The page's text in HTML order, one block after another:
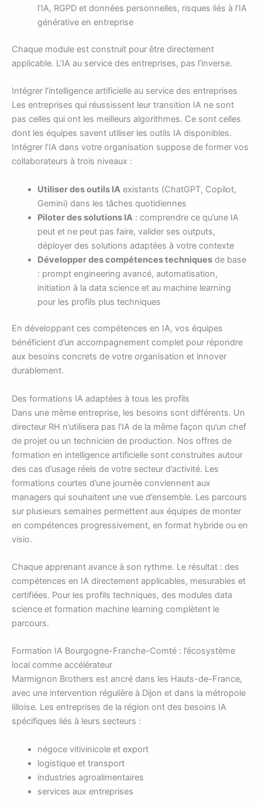
l’IA, RGPD et données personnelles, risques liés à l’IA
générative en entreprise
Chaque module est construit pour être directement
applicable. L’IA au service des entreprises, pas l’inverse.
Intégrer l’intelligence artificielle au service des entreprises
Les entreprises qui réussissent leur transition IA ne sont
pas celles qui ont les meilleurs algorithmes. Ce sont celles
dont les équipes savent utiliser les outils IA disponibles.
Intégrer l’IA dans votre organisation suppose de former vos
collaborateurs à trois niveaux :
Utiliser des outils IA existants (ChatGPT, Copilot,
Gemini) dans les tâches quotidiennes
Piloter des solutions IA : comprendre ce qu’une IA
peut et ne peut pas faire, valider ses outputs,
déployer des solutions adaptées à votre contexte
Développer des compétences techniquesde base
: prompt engineering avancé, automatisation,
initiation à la data science et au machine learning
pour les profils plus techniques
En développant ces compétences en IA, vos équipes
bénéficient d’un accompagnement complet pour répondre
aux besoins concrets de votre organisation et innover
durablement.
Des formations IA adaptées à tous les profils
Dans une même entreprise, les besoins sont différents. Un
directeur RH n’utilisera pas l’IA de la même façon qu’un chef
de projet ou un technicien de production. Nos offres de
formation en intelligence artificielle sont construites autour
des cas d’usage réels de votre secteur d’activité. Les
formations courtes d’une journée conviennent aux
managers qui souhaitent une vue d’ensemble. Les parcours
sur plusieurs semaines permettent aux équipes de monter
en compétences progressivement, en format hybride ou en
visio.
Chaque apprenant avance à son rythme. Le résultat : des
compétences en IA directement applicables, mesurables et
certifiées. Pour les profils techniques, des modules data
science et formation machine learning complètent le
parcours.
Formation IA Bourgogne-Franche-Comté : l’écosystème
local comme accélérateur
Marmignon Brothers est ancré dans les Hauts-de-France,
avec une intervention régulière à Dijon et dans la métropole
lilloise. Les entreprises de la région ont des besoins IA
spécifiques liés à leurs secteurs :
négoce vitivinicole et export
logistique et transport
industries agroalimentaires
services aux entreprises